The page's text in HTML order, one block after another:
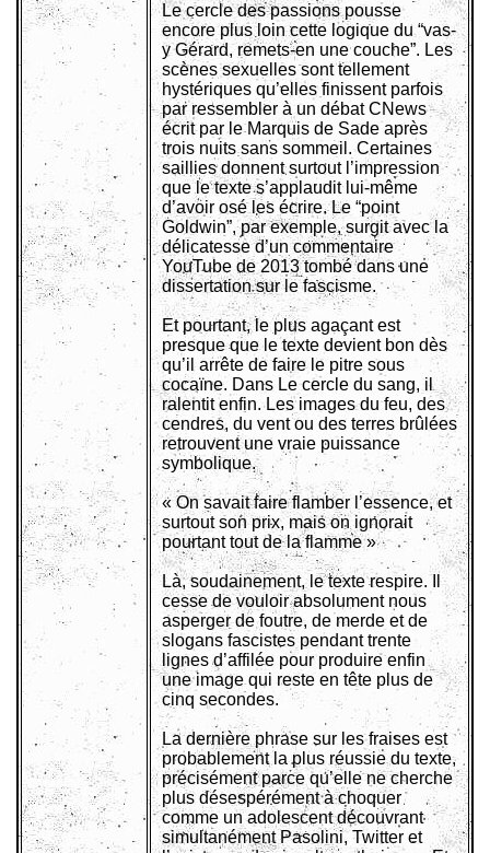
Le cercle des passions pousse
encore plus loin cette logique du “vas-
y Gérard, remets-en une couche”. Les
scènes sexuelles sont tellement
hystériques qu’elles finissent parfois
par ressembler à un débat CNews
écrit par le Marquis de Sade après
trois nuits sans sommeil. Certaines
saillies donnent surtout l’impression
que le texte s’applaudit lui-même
d’avoir osé les écrire. Le “point
Goldwin”, par exemple, surgit avec la
délicatesse d’un commentaire
YouTube de 2013 tombé dans une
dissertation sur le fascisme.
Et pourtant, le plus agaçant est
presque que le texte devient bon dès
qu’il arrête de faire le pitre sous
cocaïne. Dans Le cercle du sang, il
ralentit enfin. Les images du feu, des
cendres, du vent ou des terres brûlées
retrouvent une vraie puissance
symbolique.
« On savait faire flamber l’essence, et
surtout son prix, mais on ignorait
pourtant tout de la flamme »
Là, soudainement, le texte respire. Il
cesse de vouloir absolument nous
asperger de foutre, de merde et de
slogans fascistes pendant trente
lignes d’affilée pour produire enfin
une image qui reste en tête plus de
cinq secondes.
La dernière phrase sur les fraises est
probablement la plus réussie du texte,
précisément parce qu’elle ne cherche
plus désespérément à choquer
comme un adolescent découvrant
simultanément Pasolini, Twitter et